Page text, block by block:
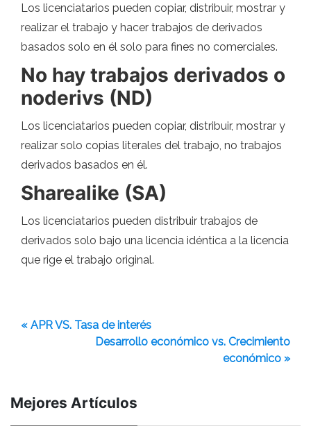
Los licenciatarios pueden copiar, distribuir, mostrar y
realizar el trabajo y hacer trabajos de derivados
basados ​​solo en él solo para fines no comerciales.
No hay trabajos derivados o
noderivs (ND)
Los licenciatarios pueden copiar, distribuir, mostrar y
realizar solo copias literales del trabajo, no trabajos
derivados basados ​​en él.
Sharealike (SA)
Los licenciatarios pueden distribuir trabajos de
derivados solo bajo una licencia idéntica a la licencia
que rige el trabajo original.
« APR VS. Tasa de interés
Desarrollo económico vs. Crecimiento
económico »
Mejores Artículos